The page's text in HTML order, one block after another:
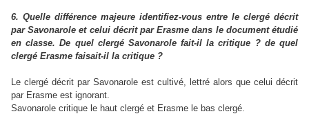
6. Quelle différence majeure identifiez-vous entre le clergé décrit
par Savonarole et celui décrit par Erasme dans le document étudié
en classe. De quel clergé Savonarole fait-il la critique ? de quel
clergé Erasme faisait-il la critique ?
Le clergé décrit par Savonarole est cultivé, lettré alors que celui décrit
par Erasme est ignorant.
Savonarole critique le haut clergé et Erasme le bas clergé.